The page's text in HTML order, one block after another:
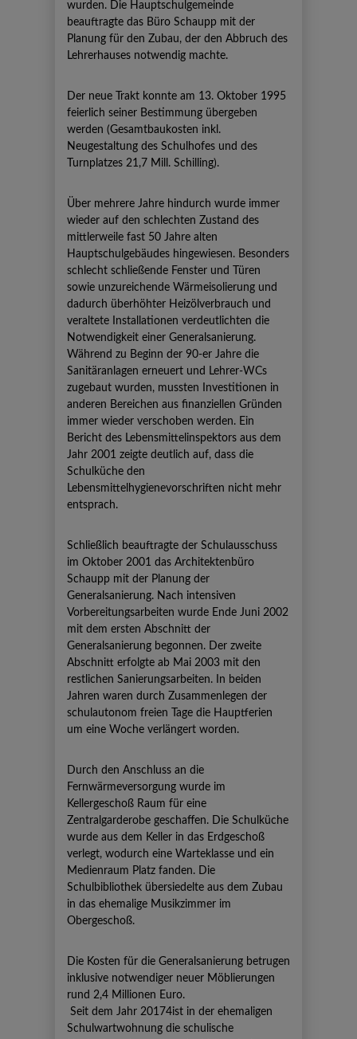
wurden. Die Hauptschulgemeinde
beauftragte das Büro Schaupp mit der
Planung für den Zubau, der den Abbruch des
Lehrerhauses notwendig machte.
Der neue Trakt konnte am 13. Oktober 1995
feierlich seiner Bestimmung übergeben
werden (Gesamtbaukosten inkl.
Neugestaltung des Schulhofes und des
Turnplatzes 21,7 Mill. Schilling).
Über mehrere Jahre hindurch wurde immer
wieder auf den schlechten Zustand des
mittlerweile fast 50 Jahre alten
Hauptschulgebäudes hingewiesen. Besonders
schlecht schließende Fenster und Türen
sowie unzureichende Wärmeisolierung und
dadurch überhöhter Heizölverbrauch und
veraltete Installationen verdeutlichten die
Notwendigkeit einer Generalsanierung.
Während zu Beginn der 90-er Jahre die
Sanitäranlagen erneuert und Lehrer-WCs
zugebaut wurden, mussten Investitionen in
anderen Bereichen aus finanziellen Gründen
immer wieder verschoben werden. Ein
Bericht des Lebensmittelinspektors aus dem
Jahr 2001 zeigte deutlich auf, dass die
Schulküche den
Lebensmittelhygienevorschriften nicht mehr
entsprach.
Schließlich beauftragte der Schulausschuss
im Oktober 2001 das Architektenbüro
Schaupp mit der Planung der
Generalsanierung. Nach intensiven
Vorbereitungsarbeiten wurde Ende Juni 2002
mit dem ersten Abschnitt der
Generalsanierung begonnen. Der zweite
Abschnitt erfolgte ab Mai 2003 mit den
restlichen Sanierungsarbeiten. In beiden
Jahren waren durch Zusammenlegen der
schulautonom freien Tage die Hauptferien
um eine Woche verlängert worden.
Durch den Anschluss an die
Fernwärmeversorgung wurde im
Kellergeschoß Raum für eine
Zentralgarderobe geschaffen. Die Schulküche
wurde aus dem Keller in das Erdgeschoß
verlegt, wodurch eine Warteklasse und ein
Medienraum Platz fanden. Die
Schulbibliothek übersiedelte aus dem Zubau
in das ehemalige Musikzimmer im
Obergeschoß.
Die Kosten für die Generalsanierung betrugen
inklusive notwendiger neuer Möblierungen
rund 2,4 Millionen Euro.
Seit dem Jahr 20174ist in der ehemaligen
Schulwartwohnung die schulische